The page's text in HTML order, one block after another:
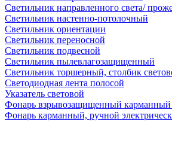
Светильник направленного света/
Светильник настенно-потолочный
Светильник ориентации
Светильник переносной
Светильник подвесной
Светильник пылевлагозащищенный
Светильник торшерный, столбик
Светодиодная лента полосой
Указатель световой
Фонарь взрывозащищенный карманный
Фонарь карманный, ручной